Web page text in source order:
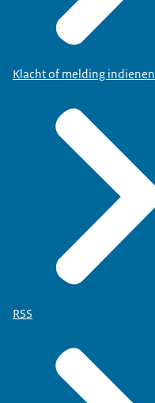
Klacht of melding indienen
RSS